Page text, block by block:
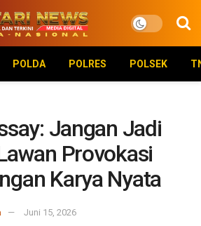
POLDA POLRES POLSEK
Jangan Jadi
Provokasi
Karya Nyata
Juni 15, 2026